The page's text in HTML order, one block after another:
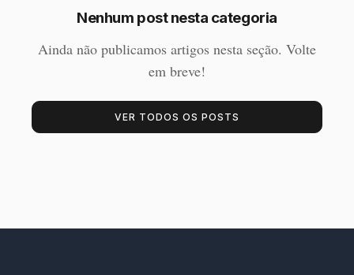
Nenhum post nesta categoria
Ainda não publicamos artigos nesta seção. Volte
em breve!
VER TODOS OS POSTS